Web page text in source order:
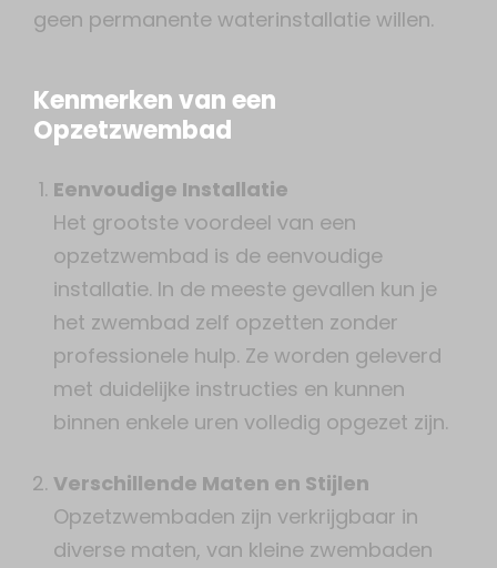
geen permanente waterinstallatie willen.
Kenmerken van een
Opzetzwembad
Eenvoudige Installatie
Het grootste voordeel van een
opzetzwembad is de eenvoudige
installatie. In de meeste gevallen kun je
het zwembad zelf opzetten zonder
professionele hulp. Ze worden geleverd
met duidelijke instructies en kunnen
binnen enkele uren volledig opgezet zijn.
Verschillende Maten en Stijlen
Opzetzwembaden zijn verkrijgbaar in
diverse maten, van kleine zwembaden